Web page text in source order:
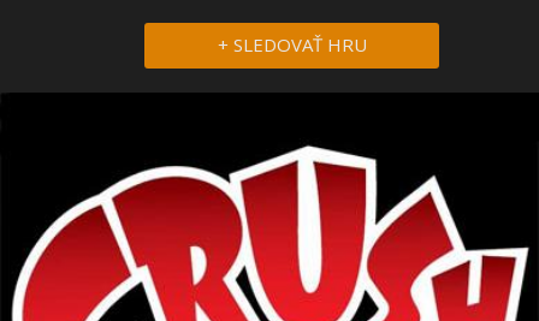
+ SLEDOVAŤ HRU